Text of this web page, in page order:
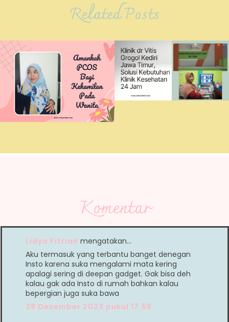
Related Posts
Komentar
Lidya Fitrian mengatakan…
Aku termasuk yang terbantu banget denegan
Insto karena suka mengalami mata kering
apalagi sering di deepan gadget. Gak bisa deh
kalau gak ada Insto di rumah bahkan kalau
bepergian juga suka bawa
28 Desember 2023 pukul 17.58